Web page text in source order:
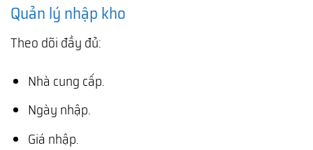
Quản lý nhập kho
Theo dõi đầy đủ:
Nhà cung cấp.
Ngày nhập.
Giá nhập.